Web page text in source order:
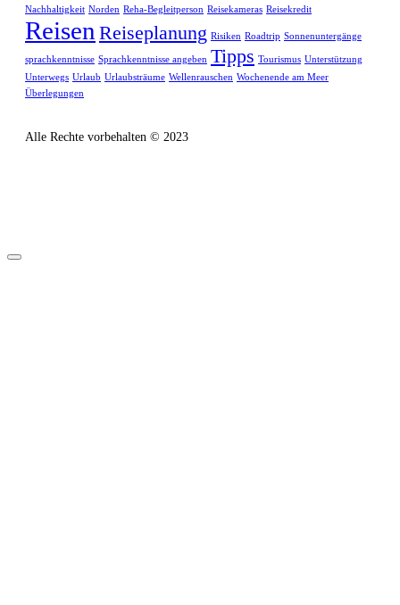
Nachhaltigkeit Norden Reha-Begleitperson Reisekameras Reisekredit
Reisen Reiseplanung Risiken Roadtrip Sonnenuntergänge
sprachkenntnisse Sprachkenntnisse angeben Tipps Tourismus Unterstützung
Unterwegs Urlaub Urlaubsträume Wellenrauschen Wochenende am Meer
Überlegungen
Alle Rechte vorbehalten © 2023